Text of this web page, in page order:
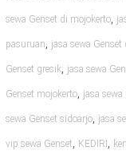
sewa Genset di mojokerto,
pasuruan, jasa sewa
Genset gresik, jasa sewa
Genset mojokerto, jasa
sewa Genset sidoarjo, jasa
vip sewa Genset, KEDIRI ,